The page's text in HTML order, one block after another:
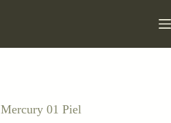
Mercury 01 Piel